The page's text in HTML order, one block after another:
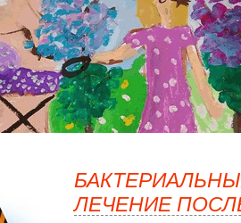
ЛЕЧЕНИЕ